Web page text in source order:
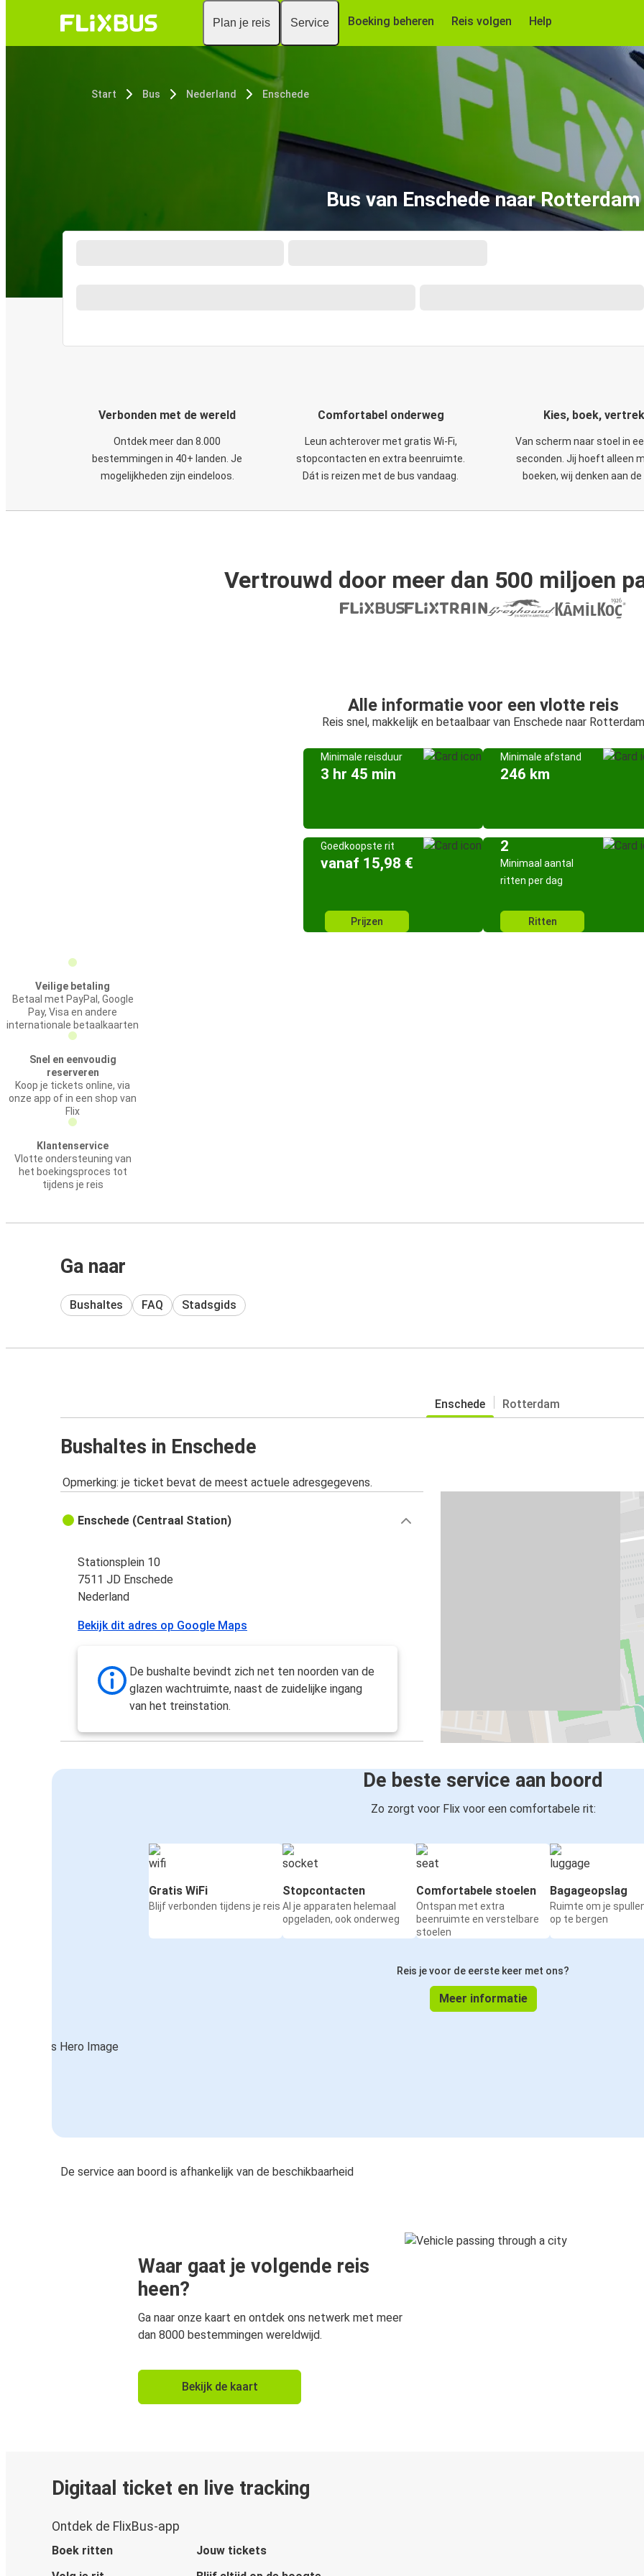
Plan je reis Service Boeking beheren Reis volgen Help
Start Bus Nederland Enschede
Bus van Enschede naar Rotterdam
Verbonden met de wereld
Ontdek meer dan 8.000
bestemmingen in 40+ landen. Je
mogelijkheden zijn eindeloos.
Comfortabel onderweg
Leun achterover met gratis Wi-Fi,
stopcontacten en extra beenruimte.
Dát is reizen met de bus vandaag.
Kies, boek, vertrek
Van scherm naar stoel in
seconden. Jij hoeft alleen
boeken, wij denken aan
Vertrouwd door meer dan 500 miljoen
Alle informatie voor een vlotte reis
Reis snel, makkelijk en betaalbaar van Enschede naar Rotterdam
Minimale reisduur
3 hr 45 min
Minimale afstand
246 km
Goedkoopste rit
vanaf 15,98 €
Prijzen
2
Minimaal aantal
ritten per dag
Ritten
Veilige betaling
Betaal met PayPal, Google
Pay, Visa en andere
internationale betaalkaarten
Snel en eenvoudig
reserveren
Koop je tickets online, via
onze app of in een shop van
Flix
Klantenservice
Vlotte ondersteuning van
het boekingsproces tot
tijdens je reis
Ga naar
Bushaltes FAQ Stadsgids
Enschede Rotterdam
Bushaltes in Enschede
Opmerking: je ticket bevat de meest actuele adresgegevens.
Enschede (Centraal Station)
Stationsplein 10
7511 JD Enschede
Nederland
Bekijk dit adres op Google Maps
De bushalte bevindt zich net ten noorden van de
glazen wachtruimte, naast de zuidelijke ingang
van het treinstation.
De beste service aan boord
Zo zorgt voor Flix voor een comfortabele rit:
Gratis WiFi
Blijf verbonden tijdens je reis
Stopcontacten
Al je apparaten helemaal
opgeladen, ook onderweg
Comfortabele stoelen
Ontspan met extra
beenruimte en verstelbare
stoelen
Bagageopslag
Ruimte om je
op te bergen
Reis je voor de eerste keer met ons?
Meer informatie
De service aan boord is afhankelijk van de beschikbaarheid
Waar gaat je volgende reis
heen?
Ga naar onze kaart en ontdek ons netwerk met meer
dan 8000 bestemmingen wereldwijd.
Bekijk de kaart
Digitaal ticket en live tracking
Ontdek de FlixBus-app
Boek ritten
Jouw tickets